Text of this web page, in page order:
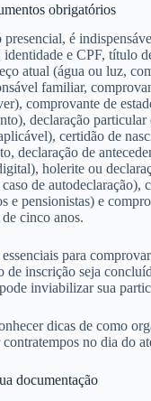
obrigatórios
presencial, é
identidade e CPF, título
atual (água ou luz,
familiar,
comprovante de
declaração
certidão de
declaração de
holerite ou
de autodeclaração),
e pensionistas) e
cinco anos.
para
de inscrição seja
inviabilizar sua
dicas de como
no dia do
documentação